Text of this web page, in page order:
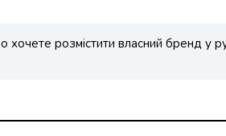
розмістити власний бренд у